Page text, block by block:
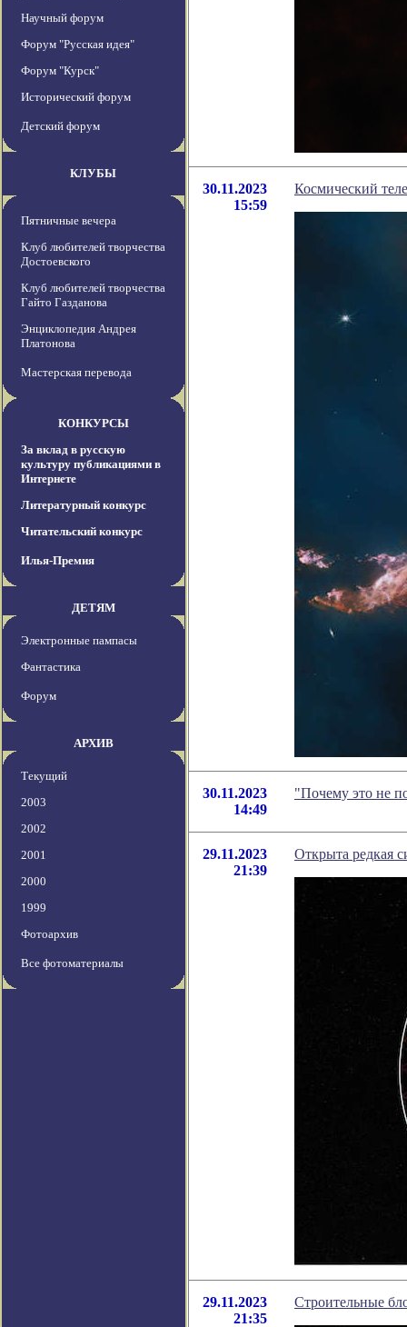
Научный форум
Форум "Русская идея"
Форум "Курск"
Исторический форум
Детский форум
КЛУБЫ
Пятничные вечера
Клуб любителей творчества
Достоевского
Клуб любителей творчества
Гайто Газданова
Энциклопедия Андрея
Платонова
Мастерская перевода
КОНКУРСЫ
За вклад в русскую
культуру публикациями в
Интернете
Литературный конкурс
Читательский конкурс
Илья-Премия
ДЕТЯМ
Электронные пампасы
Фантастика
Форум
АРХИВ
Текущий
2003
2002
2001
2000
1999
Фотоархив
Все фотоматериалы
30.11.2023
15:59
Космический
30.11.2023
14:49
"Почему это не
29.11.2023
21:39
Открыта редкая
29.11.2023
21:35
Строительные